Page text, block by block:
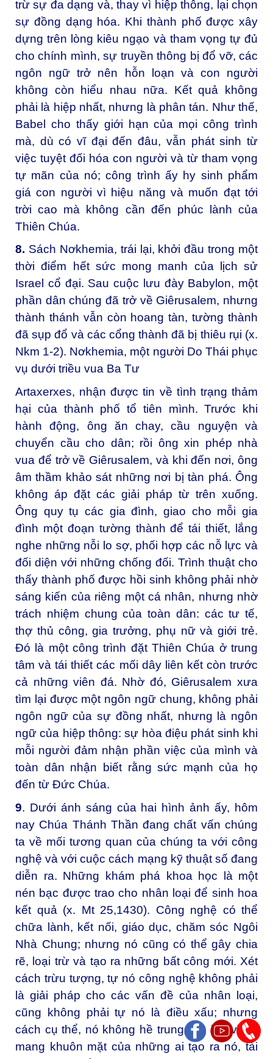
trừ sự đa dạng và, thay vì hiệp thông, lại chọn
sự đồng dạng hóa. Khi thành phố được xây
dựng trên lòng kiêu ngạo và tham vọng tự đủ
cho chính mình, sự truyền thông bị đổ vỡ, các
ngôn ngữ trở nên hỗn loạn và con người
không còn hiểu nhau nữa. Kết quả không
phải là hiệp nhất, nhưng là phân tán. Như thế,
Babel cho thấy giới hạn của mọi công trình
mà, dù có vĩ đại đến đâu, vẫn phát sinh từ
việc tuyệt đối hóa con người và từ tham vọng
tự mãn của nó; công trình ấy hy sinh phẩm
giá con người vì hiệu năng và muốn đạt tới
trời cao mà không cần đến phúc lành của
Thiên Chúa.
8. Sách Nơkhemia, trái lại, khởi đầu trong một
thời điểm hết sức mong manh của lịch sử
Israel cổ đại. Sau cuộc lưu đày Babylon, một
phần dân chúng đã trở về Giêrusalem, nhưng
thành thánh vẫn còn hoang tàn, tường thành
đã sụp đổ và các cổng thành đã bị thiêu rụi (x.
Nkm 1-2). Nơkhemia, một người Do Thái phục
vụ dưới triều vua Ba Tư
Artaxerxes, nhận được tin về tình trạng thảm
hại của thành phố tổ tiên mình. Trước khi
hành động, ông ăn chay, cầu nguyện và
chuyển cầu cho dân; rồi ông xin phép nhà
vua để trở về Giêrusalem, và khi đến nơi, ông
âm thầm khảo sát những nơi bị tàn phá. Ông
không áp đặt các giải pháp từ trên xuống.
Ông quy tụ các gia đình, giao cho mỗi gia
đình một đoạn tường thành để tái thiết, lắng
nghe những nỗi lo sợ, phối hợp các nỗ lực và
đối diện với những chống đối. Trình thuật cho
thấy thành phố được hồi sinh không phải nhờ
sáng kiến của riêng một cá nhân, nhưng nhờ
trách nhiệm chung của toàn dân: các tư tế,
thợ thủ công, gia trưởng, phụ nữ và giới trẻ.
Đó là một công trình đặt Thiên Chúa ở trung
tâm và tái thiết các mối dây liên kết còn trước
cả những viên đá. Nhờ đó, Giêrusalem xưa
tìm lại được một ngôn ngữ chung, không phải
ngôn ngữ của sự đồng nhất, nhưng là ngôn
ngữ của hiệp thông: sự hòa điệu phát sinh khi
mỗi người đảm nhận phần việc của mình và
toàn dân nhận biết rằng sức mạnh của họ
đến từ Đức Chúa.
9. Dưới ánh sáng của hai hình ảnh ấy, hôm
nay Chúa Thánh Thần đang chất vấn chúng
ta về mối tương quan của chúng ta với công
nghệ và với cuộc cách mạng kỹ thuật số đang
diễn ra. Những khám phá khoa học là một
nén bạc được trao cho nhân loại để sinh hoa
kết quả (x. Mt 25,1430). Công nghệ có thể
chữa lành, kết nối, giáo dục, chăm sóc Ngôi
Nhà Chung; nhưng nó cũng có thể gây chia
rẽ, loại trừ và tạo ra những bất công mới. Xét
cách trừu tượng, tự nó công nghệ không phải
là giải pháp cho các vấn đề của nhân loại,
cũng không phải tự nó là điều xấu; nhưng
cách cụ thể, nó không hề trung lập, bởi vì nó
mang khuôn mặt của những ai tạo ra nó, tài